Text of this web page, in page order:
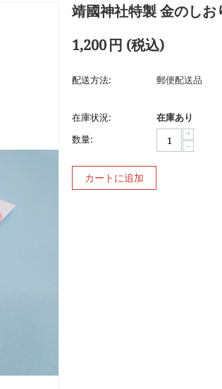
靖國神社特製 金のしお
1,200円 (税込)
配送方法: 郵便配送品
在庫状況:
在庫あり
数量:
+
−
カートに追加